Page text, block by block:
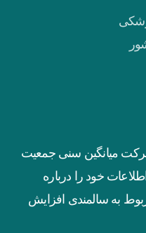
میانگین سنی جمعیت
خود را درباره
به سالمندی افزایش